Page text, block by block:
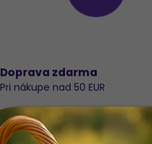
Doprava zdarma
Pri nákupe nad 50 EUR